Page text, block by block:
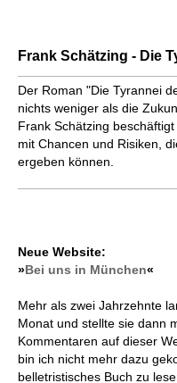
Frank Schätzing - Die
Der Roman "Die Tyrannei
nichts weniger als die
Frank Schätzing
mit Chancen und Risiken,
ergeben können.
Neue Website:
»Bei uns in München«
Mehr als zwei Jahrzehnte
Monat und stellte sie dann
Kommentaren auf dieser
bin ich nicht mehr dazu
belletristisches Buch zu